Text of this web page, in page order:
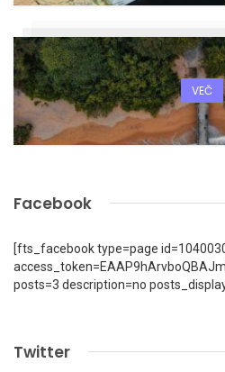
VEČ
Facebook
[fts_facebook type=page
posts=3 description=no
Twitter